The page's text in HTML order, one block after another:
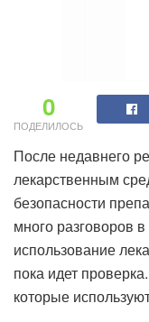
0
ПОДЕЛИЛОСЬ
После недавнего
лекарственным
безопасности
много разговоров
использование
пока идет
которые